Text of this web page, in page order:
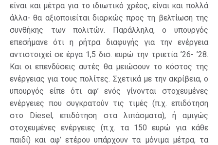
είναι και μέτρα για το ιδιωτικό χρέος, είναι και πολλά
άλλα- θα αξιοποιείται διαρκώς προς τη βελτίωση της
συνθήκης των πολιτών. Παράλληλα, ο υπουργός
επεσήμανε ότι η ρήτρα διαφυγής για την ενέργεια
αντιστοιχεί σε έργα 1,5 δισ. ευρώ την τριετία ’26- ’28.
Και οι επενδύσεις αυτές θα μειώσουν το κόστος της
ενέργειας για τους πολίτες. Σχετικά με την ακρίβεια, ο
υπουργός είπε ότι αφ’ ενός γίνονται στοχευμένες
ενέργειες που συγκρατούν τις τιμές (π.χ. επιδότηση
στο Diesel, επιδότηση στα λιπάσματα), ή αμιγώς
στοχευμένες ενέργειες (π.χ. τα 150 ευρώ για κάθε
παιδί) και αφ’ ετέρου υπάρχουν τα μόνιμα μέτρα, τα